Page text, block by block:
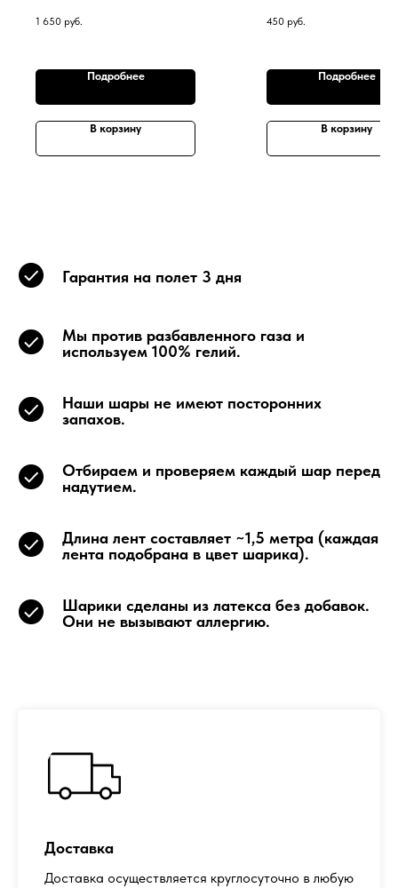
1 650 руб.
Подробнее
В корзину
450 руб.
Подробнее
В корзину
Гарантия на полет 3 дня
Мы против разбавленного газа и
используем 100% гелий.
Наши шары не имеют посторонних
запахов.
Отбираем и проверяем каждый шар перед
надутием.
Длина лент составляет ~1,5 метра (каждая
лента подобрана в цвет шарика).
Шарики сделаны из латекса без добавок.
Они не вызывают аллергию.
Доставка
Доставка осуществляется круглосуточно в любую